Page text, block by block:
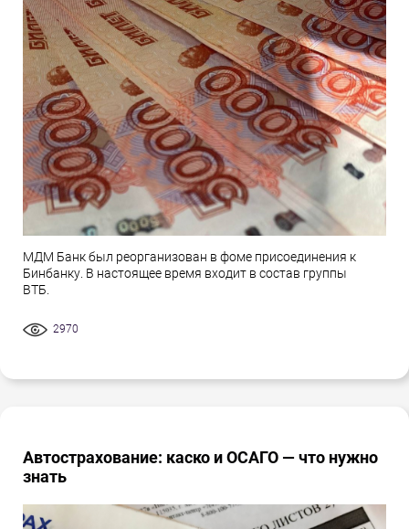
МДМ Банк был реорганизован в фоме присоединения к
Бинбанку. В настоящее время входит в состав группы
ВТБ.
2970
Автострахование: каско и ОСАГО — что нужно
знать